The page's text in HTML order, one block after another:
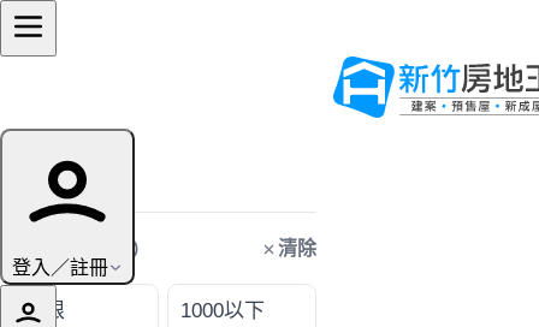
登入／註冊
篩選條件
購屋預算（萬） 清除
不限 1000以下